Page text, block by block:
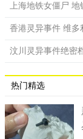
这艘船在出事
到的时候，发现船
迹象，而每个死者
上海地铁女僵尸 地
香港灵异事件 维多
汶川灵异事件绝密
热门精选